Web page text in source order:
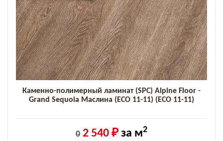
Каменно-полимерный ламинат (SPC) Alpine Floor -
Grand Sequoia Маслина (ECO 11-11) (ECO 11-11)
0 2 540 ₽ за м2